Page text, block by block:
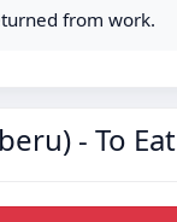
from work.
- To Eat